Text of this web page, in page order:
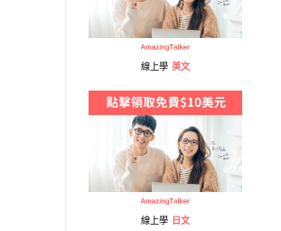
線上學 英文
線上學 日文